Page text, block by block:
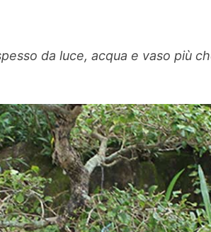
da luce, acqua e vaso più